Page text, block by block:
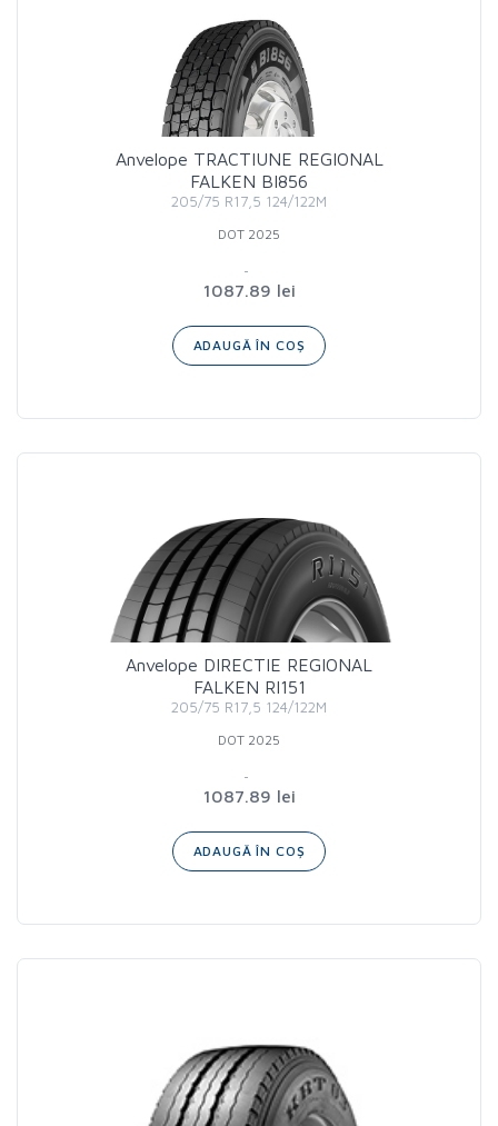
Anvelope TRACTIUNE REGIONAL
FALKEN BI856
205/75 R17,5 124/122M
DOT 2025
1087.89 lei
ADAUGĂ ÎN COȘ
Anvelope DIRECTIE REGIONAL
FALKEN RI151
205/75 R17,5 124/122M
DOT 2025
1087.89 lei
ADAUGĂ ÎN COȘ